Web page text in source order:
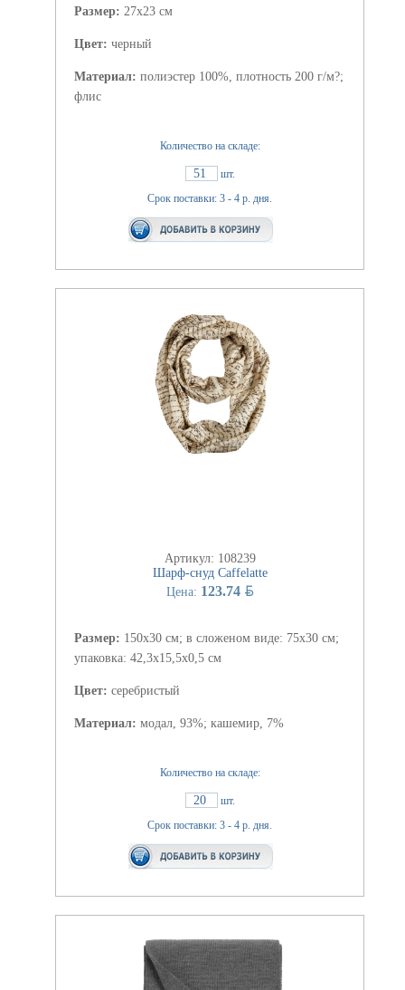
Размер: 27x23 см
Цвет: черный
Материал: полиэстер 100%, плотность 200 г/м?;
флис
Количество на складе:
51
шт.
Срок поставки: 3 - 4 р. дня.
Артикул: 108239
Шарф-снуд Caffelatte
Цена: 123.74 BYN
Размер: 150х30 см; в сложеном виде: 75х30 см;
упаковка: 42,3х15,5х0,5 см
Цвет: серебристый
Материал: модал, 93%; кашемир, 7%
Количество на складе:
20
шт.
Срок поставки: 3 - 4 р. дня.